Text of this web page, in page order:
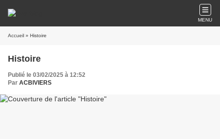
MENU
Accueil » Histoire
Histoire
Publié le 03/02/2025 à 12:52
Par ACBIVIERS